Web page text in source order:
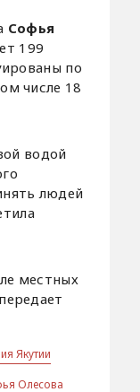
Софья
199
по
числе 18
водой
людей
местных
Якутии
Олесова